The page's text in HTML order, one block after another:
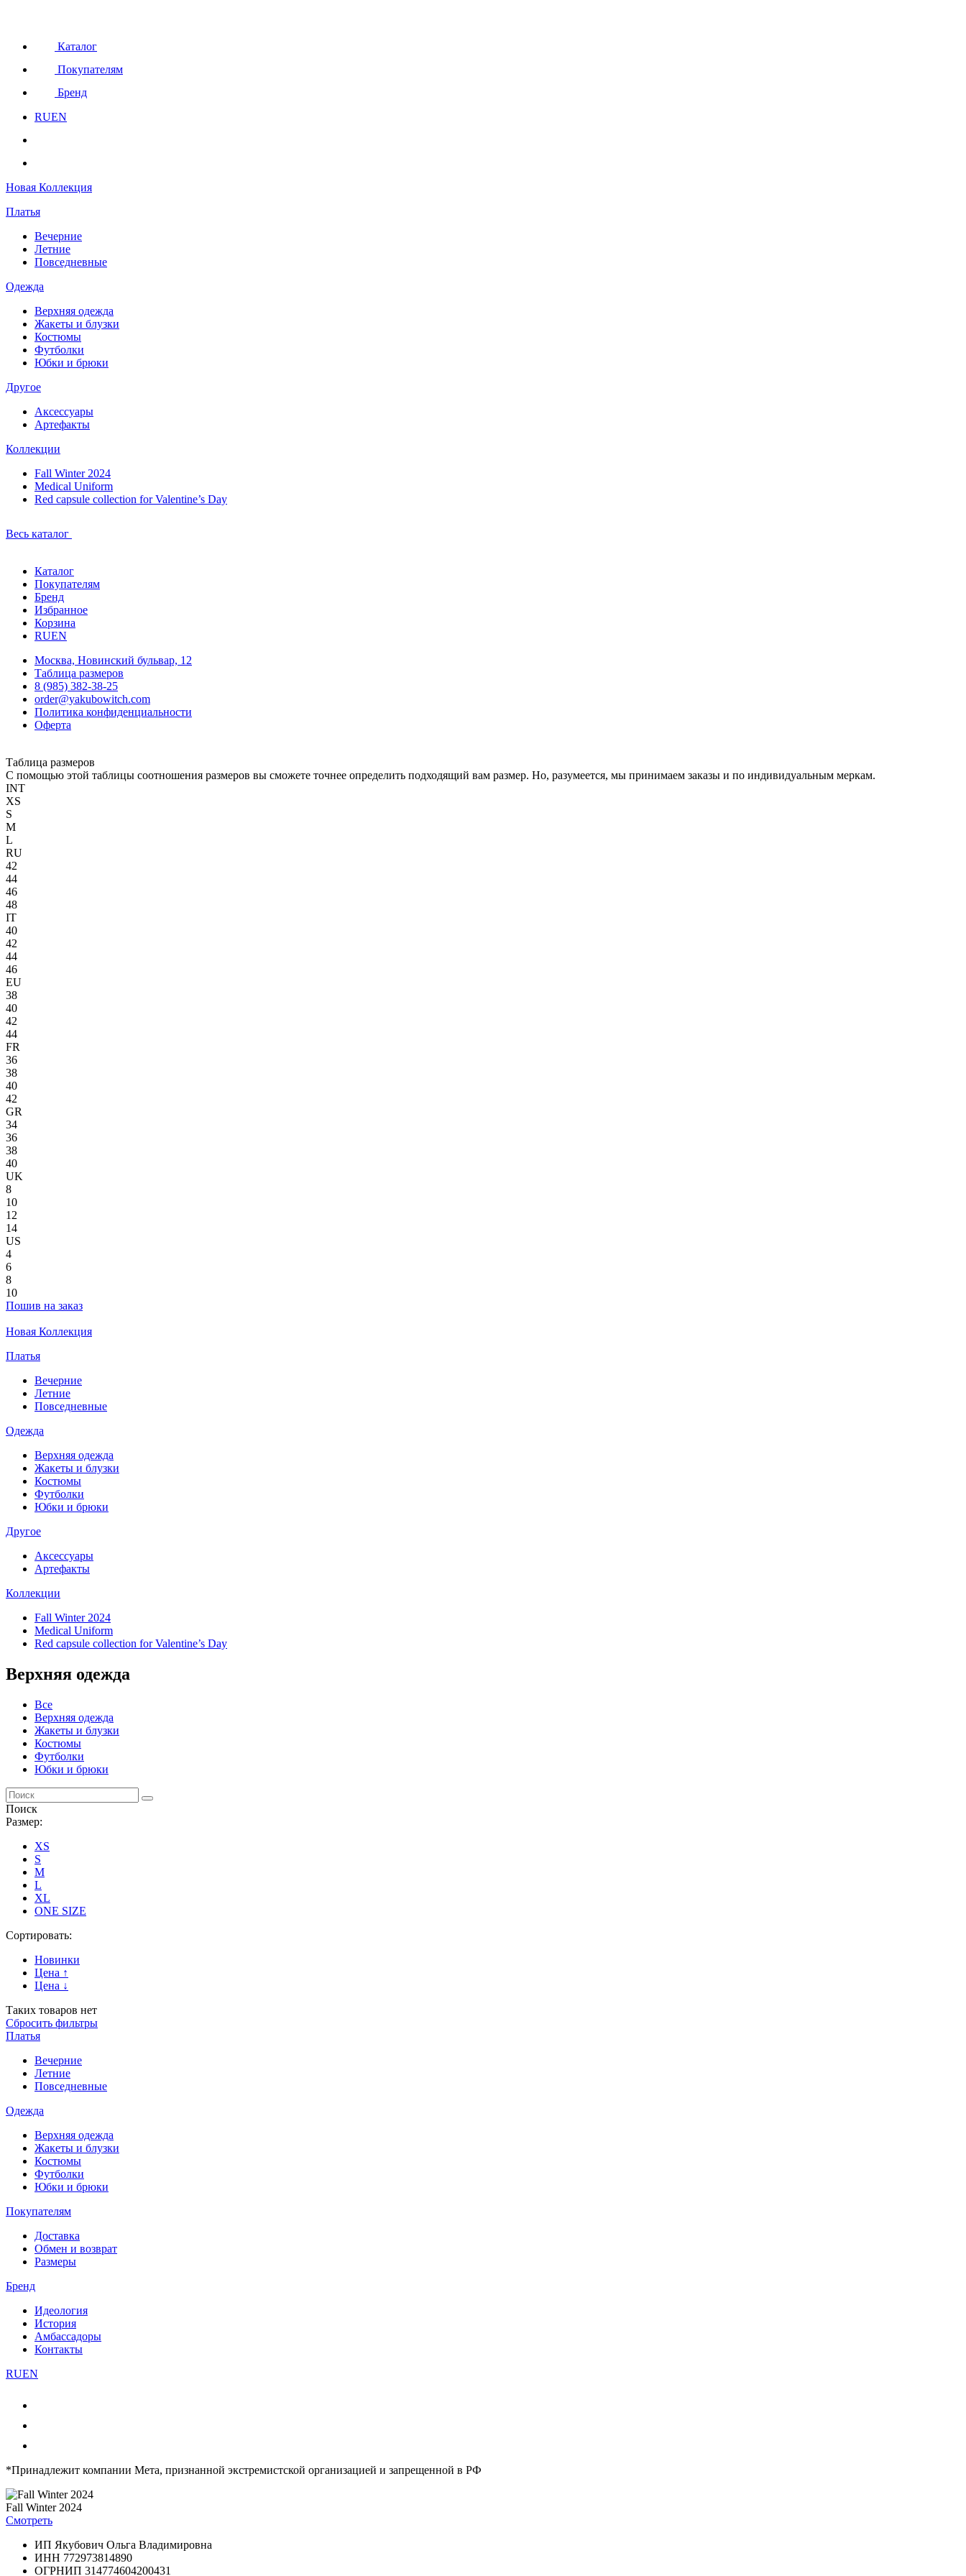
Каталог
Покупателям
Бренд
RUEN
Новая Коллекция
Платья
Вечерние
Летние
Повседневные
Одежда
Верхняя одежда
Жакеты и блузки
Костюмы
Футболки
Юбки и брюки
Другое
Аксессуары
Артефакты
Коллекции
Fall Winter 2024
Medical Uniform
Red capsule collection for Valentine’s Day
Весь каталог
Каталог
Покупателям
Бренд
Избранное
Корзина
RUEN
Москва, Новинский бульвар, 12
Таблица размеров
8 (985) 382-38-25
order@yakubowitch.com
Политика конфиденциальности
Оферта
Таблица размеров
С помощью этой таблицы соотношения размеров вы сможете точнее определить подходящий вам размер. Но, разумеется, мы принимаем заказы и по индивидуальным меркам.
INT
XS
S
M
L
RU
42
44
46
48
IT
40
42
44
46
EU
38
40
42
44
FR
36
38
40
42
GR
34
36
38
40
UK
8
10
12
14
US
4
6
8
10
Пошив на заказ
Новая Коллекция
Платья
Вечерние
Летние
Повседневные
Одежда
Верхняя одежда
Жакеты и блузки
Костюмы
Футболки
Юбки и брюки
Другое
Аксессуары
Артефакты
Коллекции
Fall Winter 2024
Medical Uniform
Red capsule collection for Valentine’s Day
Верхняя одежда
Все
Верхняя одежда
Жакеты и блузки
Костюмы
Футболки
Юбки и брюки
Поиск
Размер:
XS
S
M
L
XL
ONE SIZE
Сортировать:
Новинки
Цена ↑
Цена ↓
Таких товаров нет
Сбросить фильтры
Платья
Вечерние
Летние
Повседневные
Одежда
Верхняя одежда
Жакеты и блузки
Костюмы
Футболки
Юбки и брюки
Покупателям
Доставка
Обмен и возврат
Размеры
Бренд
Идеология
История
Амбассадоры
Контакты
RUEN
*Принадлежит компании Мета, признанной экстремистской организацией и запрещенной в РФ
Fall Winter 2024
Смотреть
ИП Якубович Ольга Владимировна
ИНН 772973814890
ОГРНИП 314774604200431